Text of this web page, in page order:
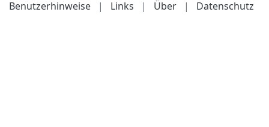
Benutzerhinweise
| Links | Über | Datenschutz